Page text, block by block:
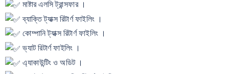
মাষ্টার এলসি ট্রান্সফার ।
ব্যাক্তি ট্যাক্স রিটার্ণ ফাইলিং ।
কোম্পানি ট্যাক্স রিটার্ণ ফাইলিং ।
ভ্যাট রিটার্ণ ফাইলিং ।
এ্যাকাউন্টিং ও অডিট ।